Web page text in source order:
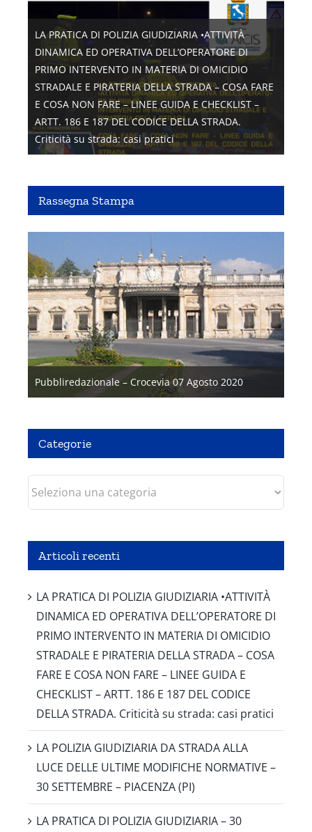
LA PRATICA DI POLIZIA GIUDIZIARIA •ATTIVITÀ
DINAMICA ED OPERATIVA DELL’OPERATORE DI
PRIMO INTERVENTO IN MATERIA DI OMICIDIO
STRADALE E PIRATERIA DELLA STRADA – COSA FARE
E COSA NON FARE – LINEE GUIDA E CHECKLIST –
ARTT. 186 E 187 DEL CODICE DELLA STRADA.
Criticità su strada: casi pratici
Rassegna Stampa
Pubbliredazionale – Crocevia 07 Agosto 2020
Categorie
Categorie
Articoli recenti
LA PRATICA DI POLIZIA GIUDIZIARIA •ATTIVITÀ
DINAMICA ED OPERATIVA DELL’OPERATORE DI
PRIMO INTERVENTO IN MATERIA DI OMICIDIO
STRADALE E PIRATERIA DELLA STRADA – COSA
FARE E COSA NON FARE – LINEE GUIDA E
CHECKLIST – ARTT. 186 E 187 DEL CODICE
DELLA STRADA. Criticità su strada: casi pratici
LA POLIZIA GIUDIZIARIA DA STRADA ALLA
LUCE DELLE ULTIME MODIFICHE NORMATIVE –
30 SETTEMBRE – PIACENZA (PI)
LA PRATICA DI POLIZIA GIUDIZIARIA – 30